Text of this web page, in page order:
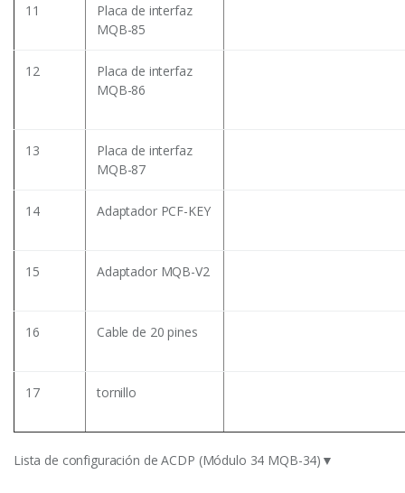
11
Placa de interfaz
MQB-85
12
Placa de interfaz
MQB-86
13
Placa de interfaz
MQB-87
14 Adaptador PCF-KEY
15 Adaptador MQB-V2
16 Cable de 20 pines
17 tornillo
Lista de configuración de ACDP (Módulo 34 MQB-34)▼